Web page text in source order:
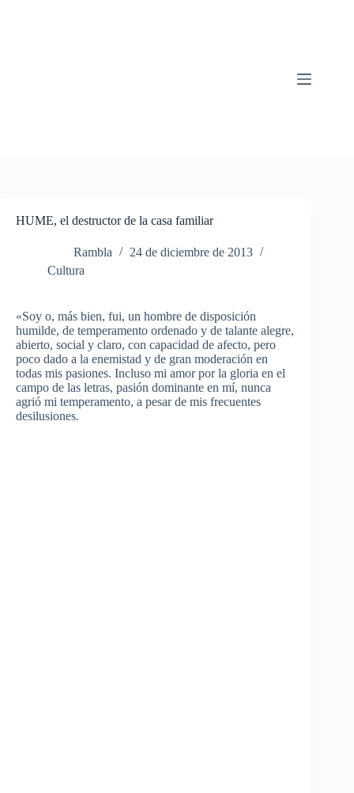
HUME, el destructor de la casa familiar
Rambla
24 de diciembre de 2013
Cultura
«Soy o, más bien, fui, un hombre de disposición
humilde, de temperamento ordenado y de talante alegre,
abierto, social y claro, con capacidad de afecto, pero
poco dado a la enemistad y de gran moderación en
todas mis pasiones. Incluso mi amorporla gloria en el
campo de las letras, pasión dominante en mí, nunca
agrió mi temperamento, a pesarde mis frecuentes
desilusiones.